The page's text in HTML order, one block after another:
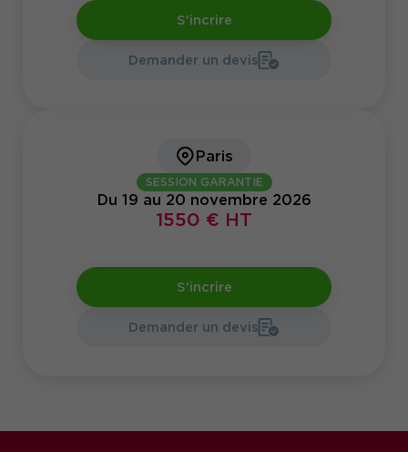
S'incrire
Demander un devis
Paris
SESSION GARANTIE
Du 19 au 20 novembre 2026
1550 € HT
S'incrire
Demander un devis